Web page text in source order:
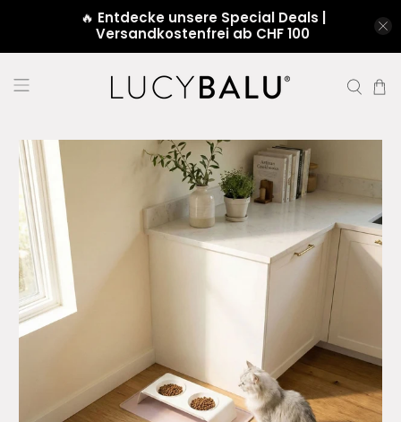
🔥 Entdecke unsere Special Deals |
Versandkostenfrei ab CHF 100